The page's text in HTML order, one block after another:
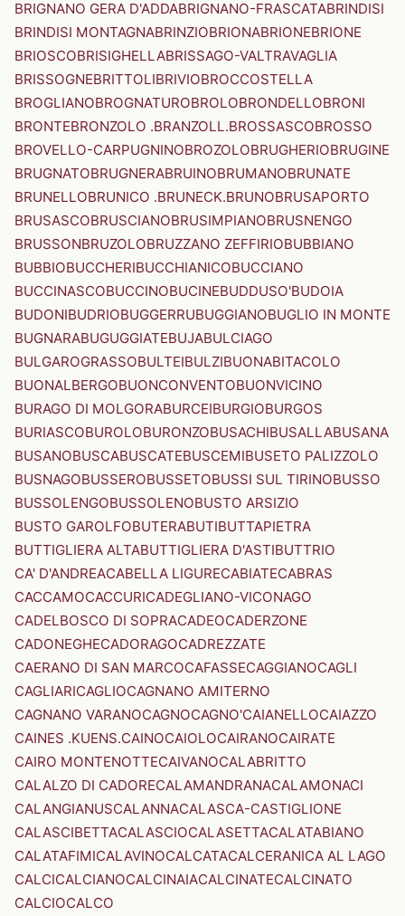
BRIGNANO GERA D'ADDABRIGNANO-FRASCATABRINDISI
BRINDISI MONTAGNABRINZIOBRIONABRIONEBRIONE
BRIOSCOBRISIGHELLABRISSAGO-VALTRAVAGLIA
BRISSOGNEBRITTOLIBRIVIOBROCCOSTELLA
BROGLIANOBROGNATUROBROLOBRONDELLOBRONI
BRONTEBRONZOLO .BRANZOLL.BROSSASCOBROSSO
BROVELLO-CARPUGNINOBROZOLOBRUGHERIOBRUGINE
BRUGNATOBRUGNERABRUINOBRUMANOBRUNATE
BRUNELLOBRUNICO .BRUNECK.BRUNOBRUSAPORTO
BRUSASCOBRUSCIANOBRUSIMPIANOBRUSNENGO
BRUSSONBRUZOLOBRUZZANO ZEFFIRIOBUBBIANO
BUBBIOBUCCHERIBUCCHIANICOBUCCIANO
BUCCINASCOBUCCINOBUCINEBUDDUSO'BUDOIA
BUDONIBUDRIOBUGGERRUBUGGIANOBUGLIO IN MONTE
BUGNARABUGUGGIATEBUJABULCIAGO
BULGAROGRASSOBULTEIBULZIBUONABITACOLO
BUONALBERGOBUONCONVENTOBUONVICINO
BURAGO DI MOLGORABURCEIBURGIOBURGOS
BURIASCOBUROLOBURONZOBUSACHIBUSALLABUSANA
BUSANOBUSCABUSCATEBUSCEMIBUSETO PALIZZOLO
BUSNAGOBUSSEROBUSSETOBUSSI SUL TIRINOBUSSO
BUSSOLENGOBUSSOLENOBUSTO ARSIZIO
BUSTO GAROLFOBUTERABUTIBUTTAPIETRA
BUTTIGLIERA ALTABUTTIGLIERA D'ASTIBUTTRIO
CA' D'ANDREACABELLA LIGURECABIATECABRAS
CACCAMOCACCURICADEGLIANO-VICONAGO
CADELBOSCO DI SOPRACADEOCADERZONE
CADONEGHECADORAGOCADREZZATE
CAERANO DI SAN MARCOCAFASSECAGGIANOCAGLI
CAGLIARICAGLIOCAGNANO AMITERNO
CAGNANO VARANOCAGNOCAGNO'CAIANELLOCAIAZZO
CAINES .KUENS.CAINOCAIOLOCAIRANOCAIRATE
CAIRO MONTENOTTECAIVANOCALABRITTO
CALALZO DI CADORECALAMANDRANACALAMONACI
CALANGIANUSCALANNACALASCA-CASTIGLIONE
CALASCIBETTACALASCIOCALASETTACALATABIANO
CALATAFIMICALAVINOCALCATACALCERANICA AL LAGO
CALCICALCIANOCALCINAIACALCINATECALCINATO
CALCIOCALCO